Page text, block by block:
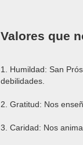
Valores que
1. Humildad: San
debilidades.
2. Gratitud: Nos
3. Caridad: Nos